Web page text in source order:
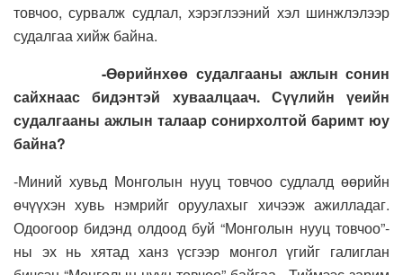
товчоо, сурвалж судлал, хэрэглээний хэл шинжлэлээр
судалгаа хийж байна.
-Өөрийнхөө судалгааны ажлын сонин
сайхнаас бидэнтэй хуваалцаач. Сүүлийн үеийн
судалгааны ажлын талаар сонирхолтой баримт юу
байна?
-Миний хувьд Монголын нууц товчоо судлалд өөрийн
өчүүхэн хувь нэмрийг оруулахыг хичээж ажилладаг.
Одоогоор бидэнд олдоод буй “Монголын нууц товчоо”-
ны эх нь хятад ханз үсгээр монгол үгийг галиглан